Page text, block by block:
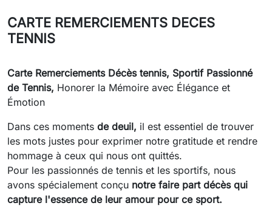
CARTE REMERCIEMENTS DECES
TENNIS
Carte Remerciements Décès tennis, Sportif Passionné
de Tennis, Honorer la Mémoire avec Élégance et
Émotion
Dans ces moments de deuil, il est essentiel de trouver
les mots justes pour exprimer notre gratitude et rendre
hommage à ceux qui nous ont quittés.
Pour les passionnés de tennis et les sportifs, nous
avons spécialement conçu notre faire part décès qui
capture l'essence de leur amour pour ce sport.